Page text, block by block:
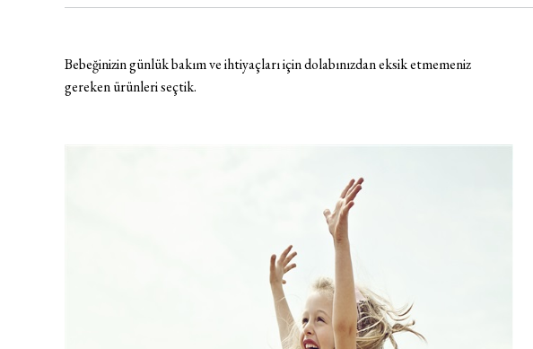
Bebeğinizin günlük bakım ve ihtiyaçları için dolabınızdan eksik etmemeniz
gereken ürünleri seçtik.